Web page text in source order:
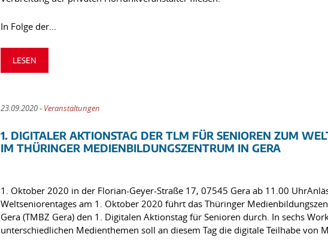
In Folge der...
LESEN
23.09.2020 - Veranstaltungen
1. DIGITALER AKTIONSTAG DER TLM FÜR SENIOREN ZUM
IM THÜRINGER MEDIENBILDUNGSZENTRUM IN GERA
1. Oktober 2020 in der Florian-Geyer-Straße 17, 07545 Gera ab 11.00
Weltseniorentages am 1. Oktober 2020 führt das Thüringer
Gera (TMBZ Gera) den 1. Digitalen Aktionstag für Senioren durch. In sechs
unterschiedlichen Medienthemen soll an diesem Tag die digitale Teilhabe von